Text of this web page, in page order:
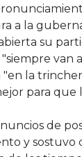
a la
su
van
la
para que
de
y sostuvo